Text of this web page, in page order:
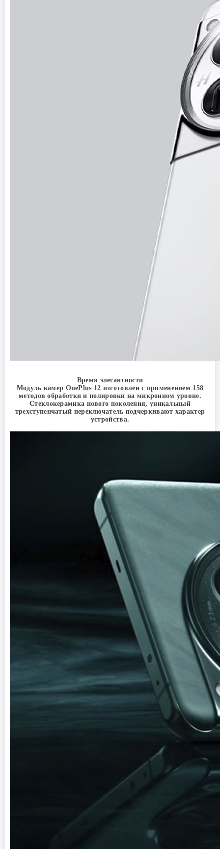
Время элегантности
Модуль камер OnePlus 12 изготовлен с применением 158
методов обработки и полировки на микронном уровне.
Стеклокерамика нового поколения, уникальный
трехступенчатый переключатель подчеркивают характер
устройства.